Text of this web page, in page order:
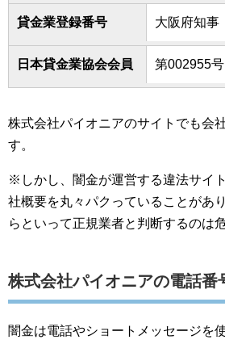
貸金業登録番号 大阪府知事
日本貸金業協会会員 第002955号
株式会社パイオニアのサイトでも会
す。
※しかし、闇金が運営する違法サイ
社概要を丸々パクっていることがあ
らといって正規業者と判断するのは
株式会社パイオニアの電話番
闇金は電話やショートメッセージを